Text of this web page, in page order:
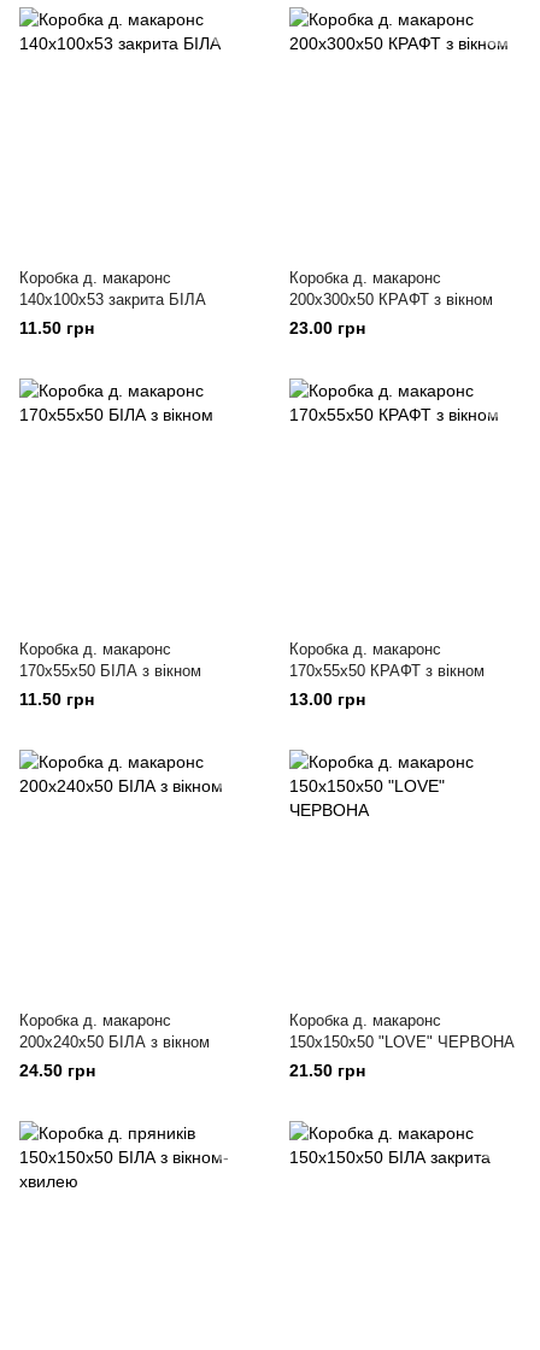
Коробка д. макаронс
140х100х53 закрита БІЛА
11.50 грн
Коробка д. макаронс
200х300х50 КРАФТ з вікном
23.00 грн
Коробка д. макаронс
170х55х50 БІЛА з вікном
11.50 грн
Коробка д. макаронс
170х55х50 КРАФТ з вікном
13.00 грн
Коробка д. макаронс
200х240х50 БІЛА з вікном
24.50 грн
Коробка д. макаронс
150х150х50 "LOVE" ЧЕРВОНА
21.50 грн